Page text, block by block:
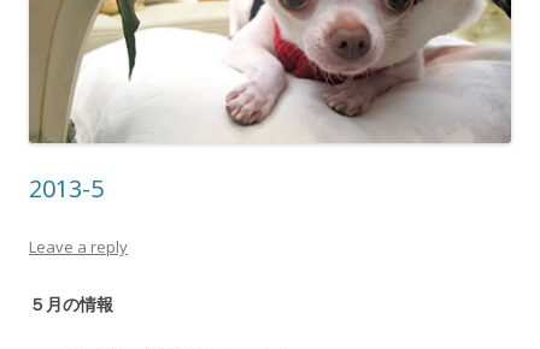
2013-5
Leave a reply
５月の情報